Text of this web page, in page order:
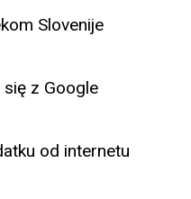
Slovenije
z Google
od internetu